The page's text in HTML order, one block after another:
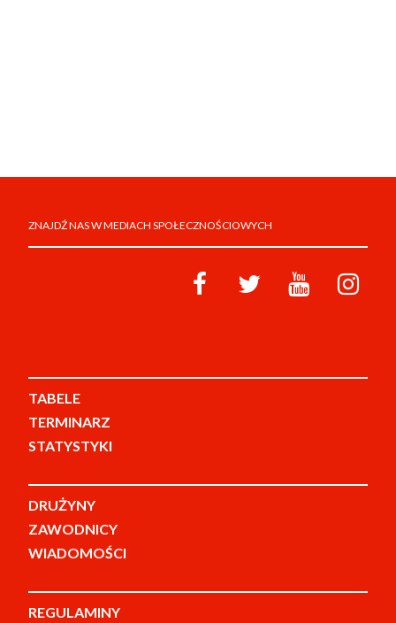
ZNAJDŹ NAS W MEDIACH SPOŁECZNOŚCIOWYCH
TABELE
TERMINARZ
STATYSTYKI
DRUŻYNY
ZAWODNICY
WIADOMOŚCI
REGULAMINY